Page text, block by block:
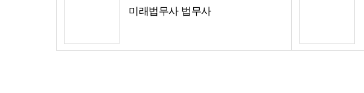
미래법무사 법무사